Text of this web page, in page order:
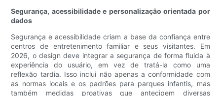
Segurança, acessibilidade e personalização orientada por
dados
Segurança e acessibilidade criam a base da confiança entre
centros de entretenimento familiar e seus visitantes. Em
2026, o design deve integrar a segurança de forma fluida à
experiência do usuário, em vez de tratá-la como uma
reflexão tardia. Isso inclui não apenas a conformidade com
as normas locais e os padrões para parques infantis, mas
também medidas proativas que antecipem diversas